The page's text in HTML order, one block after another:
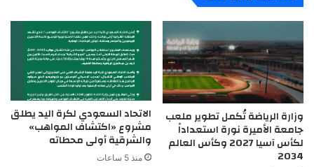
وزارة الرياضة تُكمل تطوير ملعب
جامعة الأميرة نورة استعداداً
لكأس آسيا 2027 وكأس العالم
2034
الاتحاد السعودي لكرة اليد يطلق
مشروع «اكتشاف المواهب»
والشرقية أولى محطاته
منذ 5 ساعات